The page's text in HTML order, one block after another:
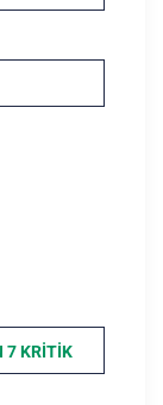
7 KRITIK